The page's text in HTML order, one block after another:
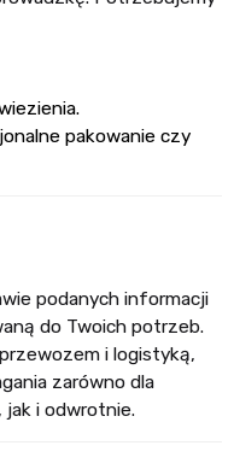
pakowanie czy
podanych informacji
do Twoich potrzeb.
i logistyką,
zarówno dla
jak i odwrotnie.